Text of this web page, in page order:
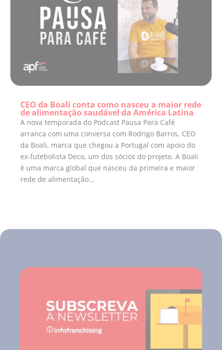
CEO da Boali conta como nasceu a maior rede
de alimentação saudável da América Latina
A nova temporada do Podcast Pausa Para Café
arranca com uma conversa com Rodrigo Barros, CEO
da Boali, marca que chegou a Portugal com apoio do
ex-futebolista Deco, um dos sócios do projeto. A Boali
é uma marca global que nasceu da primeira e maior
rede de alimentação...